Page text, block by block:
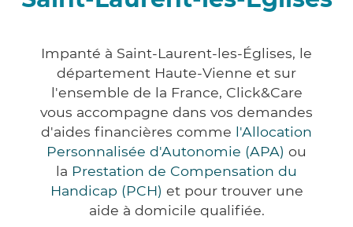
Impanté à Saint-Laurent-les-Églises, le
département Haute-Vienne et sur
l'ensemble de la France, Click&Care
vous accompagne dans vos demandes
d'aides financières comme l'Allocation
Personnalisée d'Autonomie (APA) ou
la Prestation de Compensation du
Handicap (PCH) et pour trouver une
aide à domicile qualifiée.